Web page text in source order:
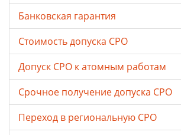
Банковская гарантия
Стоимость допуска СРО
Допуск СРО к атомным работам
Срочное получение допуска СРО
Переход в региональную СРО